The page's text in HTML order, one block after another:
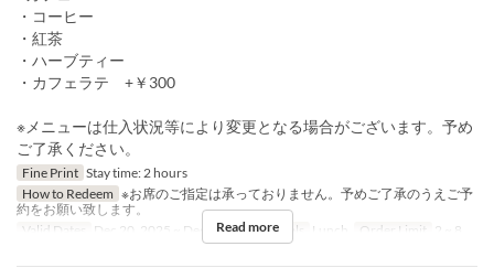
・コーヒー
・紅茶
・ハーブティー
・カフェラテ +￥300
※メニューは仕入状況等により変更となる場合がございます。予め
ご了承ください。
Fine Print Stay time: 2 hours
How to Redeem ※お席のご指定は承っておりません。予めご了承のうえご予
約をお願い致します。
Valid Dates
Dec 20, 2025 ~ Dec 25, 2025 Meals Lunch Order Limit 2 ~ 8
Read more